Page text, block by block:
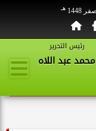
هـ
رئيس التحرير
محمد عبد اللاه